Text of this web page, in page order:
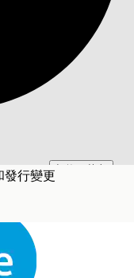
參見此處。
行變更